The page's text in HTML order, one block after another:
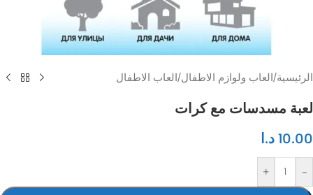
الرئيسية/العاب ولوازم الاطفال/العاب الاطفال
لعبة مسدسات مع كرات
10.00 د.ا
-
+